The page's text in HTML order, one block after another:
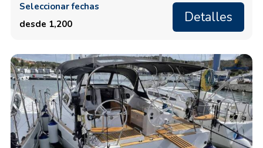
Seleccionar fechas
desde 1,200
Detalles